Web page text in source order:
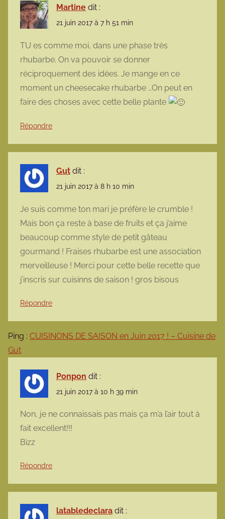
Martine dit :
21 juin 2017 à 7 h 51 min
TU es comme moi, dans une phase très
rhubarbe. On va pouvoir se donner
réciproquement des idées. Je mange en ce
moment un cheesecake rhubarbe …On peut en
faire des choses avec cette belle plante
Répondre
Gut dit :
21 juin 2017 à 8 h 10 min
Je suis comme ton mari je préfère le crumble !
Mais bon ça reste à base de fruits et ça j’aime
beaucoup comme style de petit gâteau
gourmand ! Fraises rhubarbe est une association
merveilleuse ! Merci pour cette belle recette que
j’inscris sur cuisinns de saison ! gros bisous
Répondre
Ping : CUISINONS DE SAISON en Juin 2017 ! – Cuisine de
Gut
Ponpon dit :
21 juin 2017 à 10 h 39 min
Non, je ne connaissais pas mais ça m’a l’air tout à
fait excellent!!!
Bizz
Répondre
latabledeclara dit :